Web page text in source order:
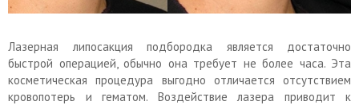
Лазерная липосакция подбородка является достаточно
быстрой операцией, обычно она требует не более часа. Эта
косметическая процедура выгодно отличается отсутствием
кровопотерь и гематом. Воздействие лазера приводит к